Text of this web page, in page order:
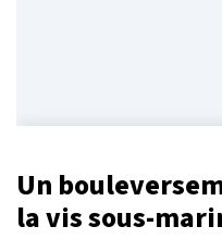
Un
la vis sous-